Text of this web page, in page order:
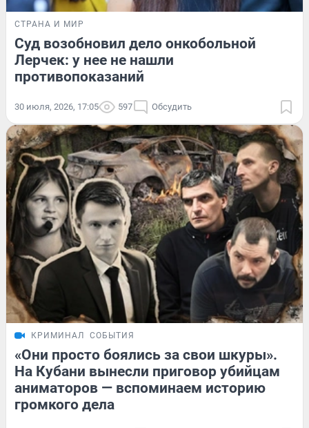
СТРАНА И МИР
Суд возобновил дело онкобольной
Лерчек: у нее не нашли
противопоказаний
30 июля, 2026, 17:05 597 Обсудить
КРИМИНАЛ СОБЫТИЯ
«Они просто боялись за свои шкуры».
На Кубани вынесли приговор убийцам
аниматоров — вспоминаем историю
громкого дела